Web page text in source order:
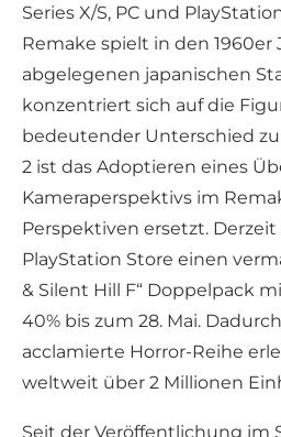
Series X/S, PC und
Remake spielt in den 1960er
abgelegenen japanischen
konzentriert sich auf die
bedeutender Unterschied
2 ist das Adoptieren eines
Kameraperspektivs im
Perspektiven ersetzt.
PlayStation Store einen
& Silent Hill F“ Doppelpack
40% bis zum 28. Mai.
acclamierte Horror-Reihe
weltweit über 2 Millionen
Seit der Veröffentlichung im